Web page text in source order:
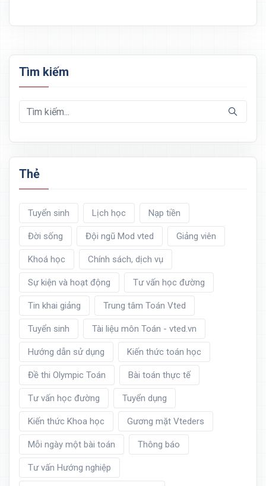
Tìm kiếm
Thẻ
Tuyển sinh Lịch học Nạp tiền
Đời sống Đội ngũ Mod vted Giảng viên
Khoá học Chính sách, dịch vụ
Sự kiện và hoạt động Tư vấn học đường
Tin khai giảng Trung tâm Toán Vted
Tuyển sinh Tài liệu môn Toán - vted.vn
Hướng dẫn sử dụng Kiến thức toán học
Đề thi Olympic Toán Bài toán thực tế
Tư vấn học đường Tuyển dụng
Kiến thức Khoa học Gương mặt Vteders
Mỗi ngày một bài toán Thông báo
Tư vấn Hướng nghiệp